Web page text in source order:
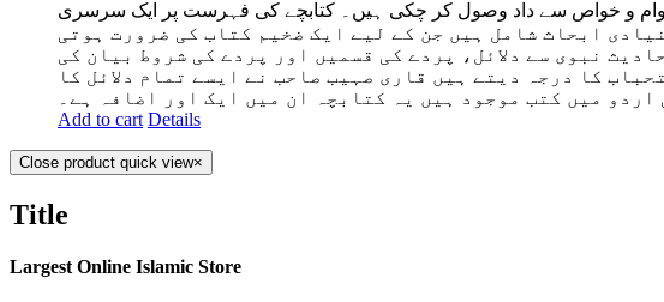
و خواص سے داد وصول کر چکی ہیں۔ کتابچے کی فہرست پر ایک سرسری
لیکن اس میں تمام وہ بنیادی ابحاث شامل ہیں جن کے لیے ایک ضخیم کتاب کی ضرورت ہوتی
نبوی سے دلائل، پردے کی قسمیں اور پردے کی شروط بیان کی
کا درجہ دیتے ہیں قاری صہیب صاحب نے ایسے تمام دلائل کا
میں کتب موجود ہیں یہ کتابچہ ان میں ایک اور اضافہ ہے۔
Add to cart Details
Close product quick view×
Title
Largest Online Islamic Store